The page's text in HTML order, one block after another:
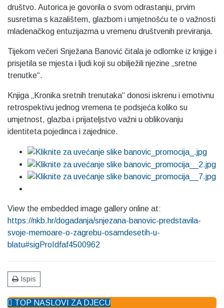
društvo. Autorica je govorila o svom odrastanju, prvim
susretima s kazalištem, glazbom i umjetnošću te o važnosti
mladenačkog entuzijazma u vremenu društvenih previranja.
Tijekom večeri Snježana Banović čitala je odlomke iz knjige i
prisjetila se mjesta i ljudi koji su obilježili njezine „sretne
trenutke“.
Knjiga „Kronika sretnih trenutaka“ donosi iskrenu i emotivnu
retrospektivu jednog vremena te podsjeća koliko su
umjetnost, glazba i prijateljstvo važni u oblikovanju
identiteta pojedinca i zajednice.
View the embedded image gallery online at:
https://nkb.hr/dogadanja/snjezana-banovic-predstavila-
svoje-memoare-o-zagrebu-osamdesetih-u-
blatu#sigProIdfaf4500962
Ispis
TOP NASLOVI ZA DJECU